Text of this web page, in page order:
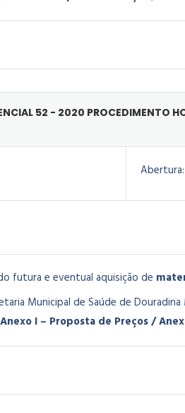
52 - 2020 PROCEDIMENTO
Abertura:
futura e eventual aquisição de
Municipal de Saúde de
Anexo I – Proposta de Preços /